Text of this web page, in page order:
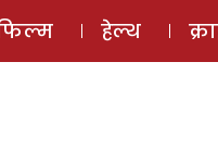
ई-मैगज़ीन ऑडियो
हेल्थ